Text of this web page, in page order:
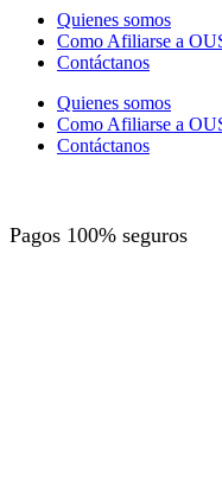
Quienes somos
Como Afiliarse a
Contáctanos
Quienes somos
Como Afiliarse a
Contáctanos
Pagos 100% seguros